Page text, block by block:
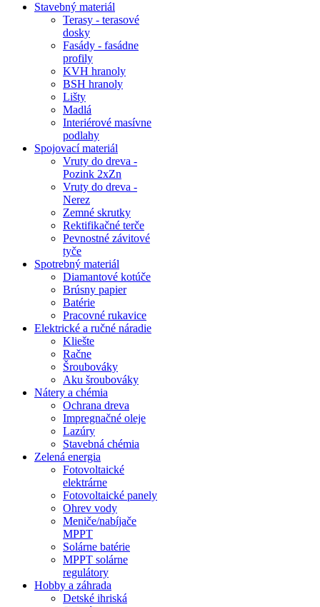
Stavebný materiál
Terasy - terasové
dosky
Fasády - fasádne
profily
KVH hranoly
BSH hranoly
Lišty
Madlá
Interiérové masívne
podlahy
Spojovací materiál
Vruty do dreva -
Pozink 2xZn
Vruty do dreva -
Nerez
Zemné skrutky
Rektifikačné terče
Pevnostné závitové
tyče
Spotrebný materiál
Diamantové kotúče
Brúsny papier
Batérie
Pracovné rukavice
Elektrické a ručné náradie
Kliešte
Račne
Šroubováky
Aku šroubováky
Nátery a chémia
Ochrana dreva
Impregnačné oleje
Lazúry
Stavebná chémia
Zelená energia
Fotovoltaické
elektrárne
Fotovoltaické panely
Ohrev vody
Meniče/nabíjače
MPPT
Solárne batérie
MPPT solárne
regulátory
Hobby a záhrada
Detské ihriská